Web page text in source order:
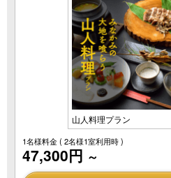
山人料理プラン
1名様料金( 2名様1室利用時 )
47,300円 ～